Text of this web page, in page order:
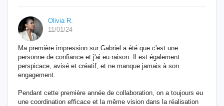
Olivia R.
11/01/24
Ma première impression sur Gabriel a été que c'est une
personne de confiance et j'ai eu raison. Il est également
perspicace, avisé et créatif, et ne manque jamais à son
engagement.
Pendant cette première année de collaboration, on a toujours eu
une coordination efficace et la même vision dans la réalisation